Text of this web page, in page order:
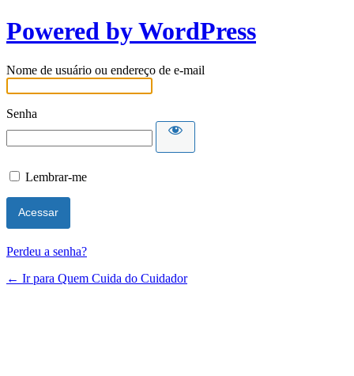
Powered by WordPress
Nome de usuário ou endereço de e-mail
Senha
Lembrar-me
Perdeu a senha?
← Ir para Quem Cuida do Cuidador